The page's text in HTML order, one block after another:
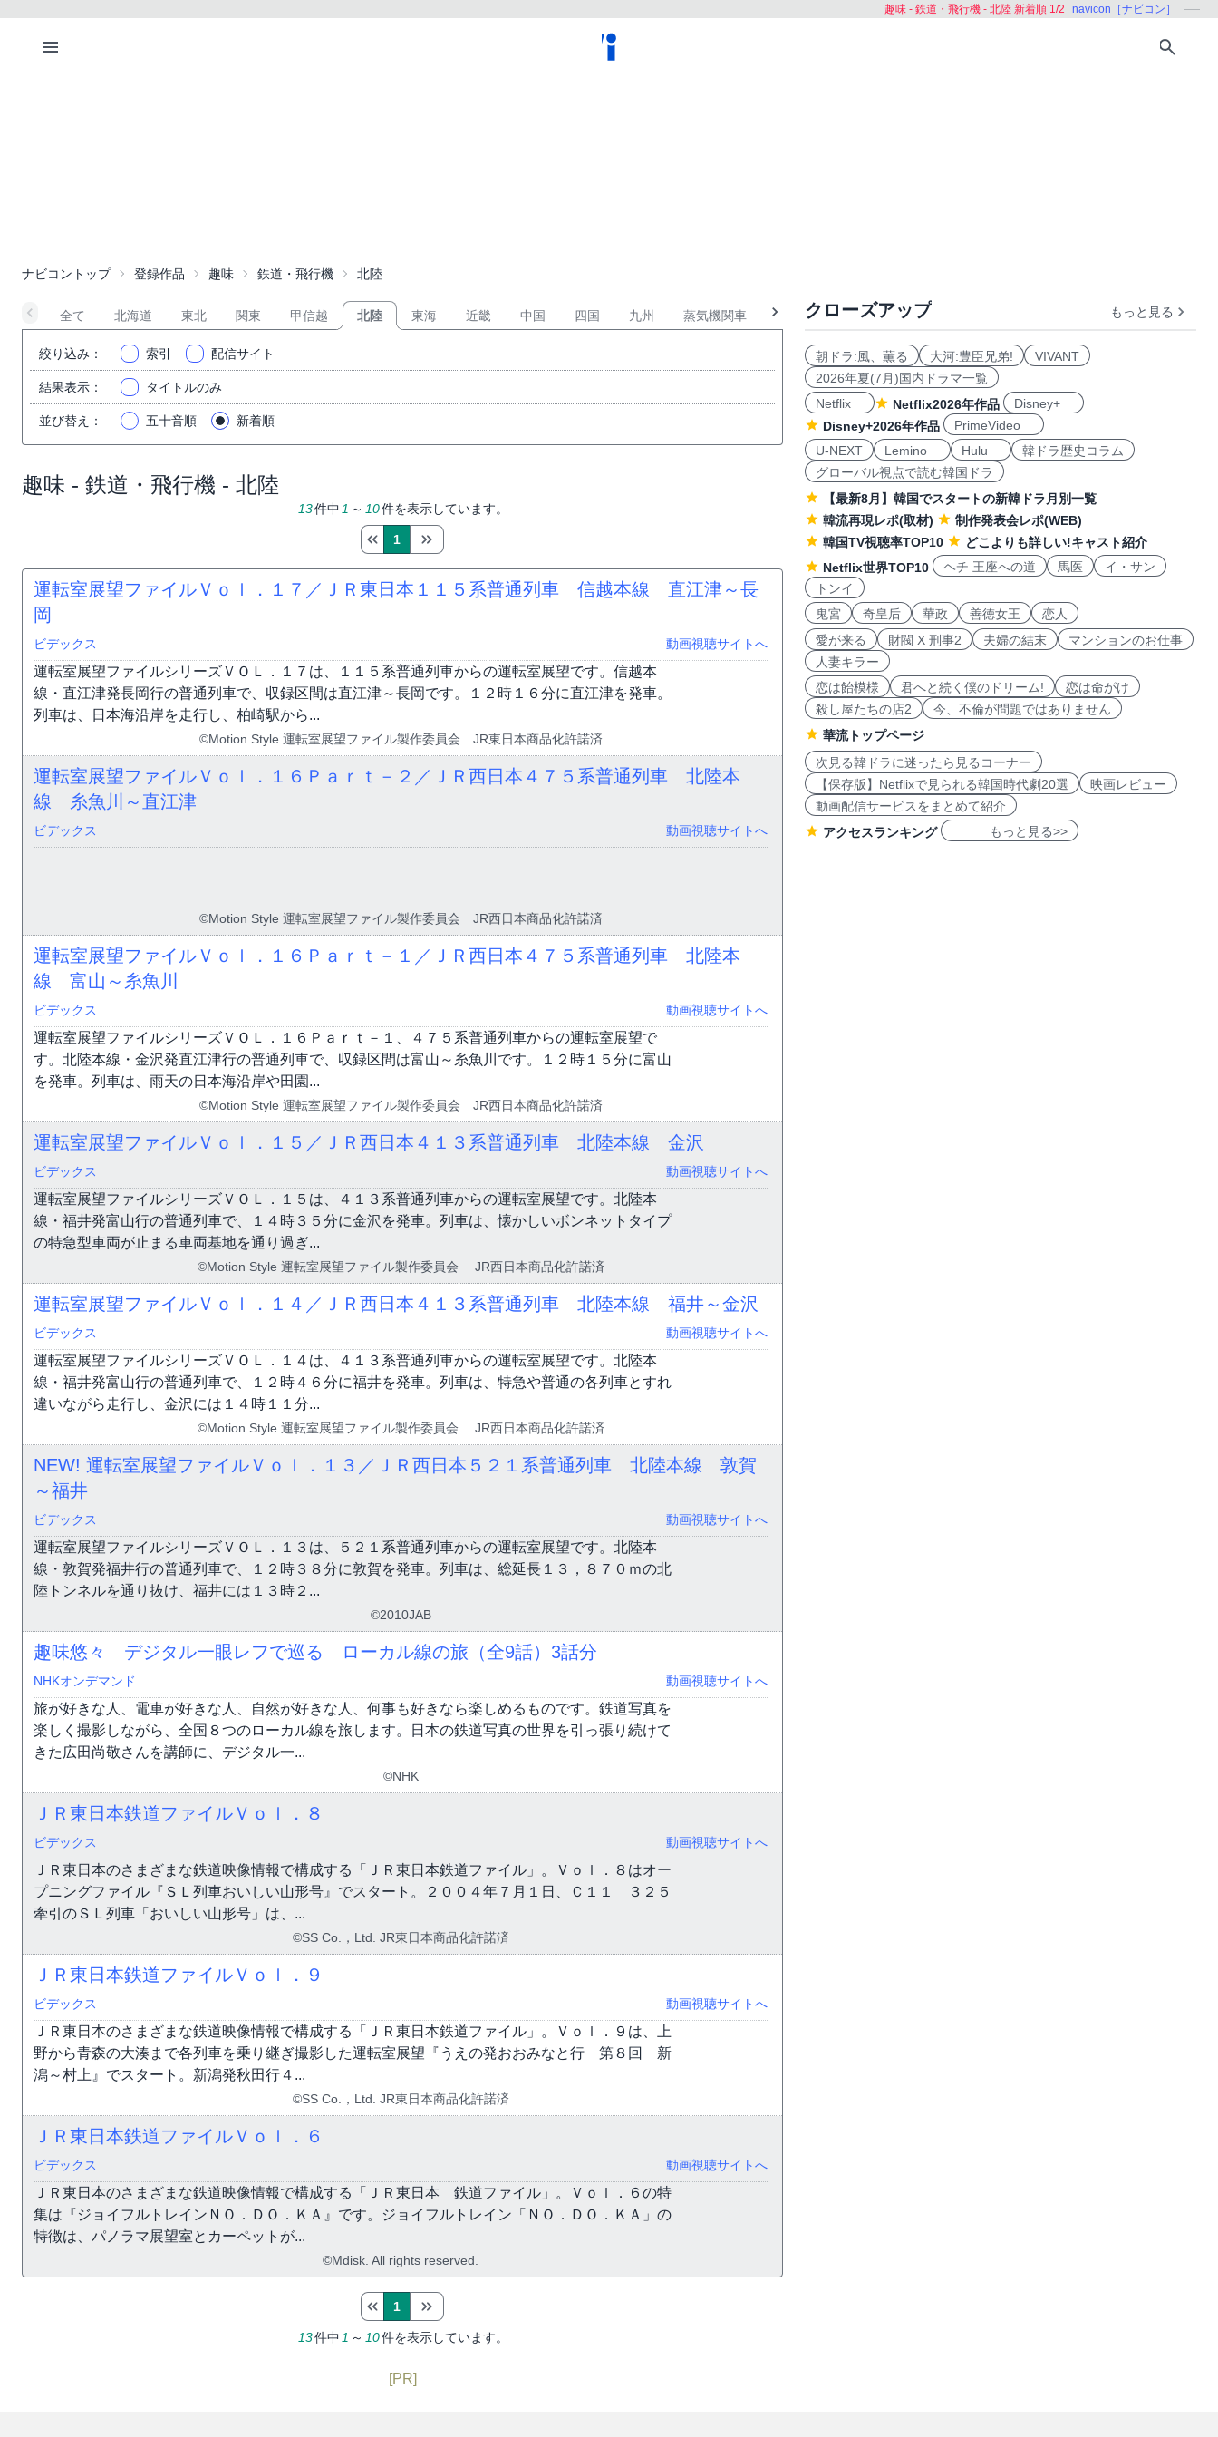
趣味 - 鉄道・飛行機 - 北陸 新着順 1/2 navicon［ナビコン］
ナビコントップ 登録作品 趣味 鉄道・飛行機 北陸
全て 北海道 東北 関東 甲信越 北陸 東海 近畿 中国 四国 九州 蒸気機関車 軍用機 旅客機
絞り込み ： 索引 配信サイト
結果表示 ： タイトルのみ
並び替え ： 五十音順 新着順
趣味 - 鉄道・飛行機 - 北陸
13件中 1 ～ 10件を表示しています。
1
運転室展望ファイルＶｏｌ．１７／ＪＲ東日本１１５系普通列車 信越本線 直江津～長
岡
ビデックス 動画視聴サイトへ
運転室展望ファイルシリーズＶＯＬ．１７は、１１５系普通列車からの運転室展望です。信越本
線・直江津発長岡行の普通列車で、収録区間は直江津～長岡です。１２時１６分に直江津を発車。
列車は、日本海沿岸を走行し、柏崎駅から...
©Motion Style 運転室展望ファイル製作委員会 JR東日本商品化許諾済
運転室展望ファイルＶｏｌ．１６Ｐａｒｔ－２／ＪＲ西日本４７５系普通列車 北陸本
線 糸魚川～直江津
ビデックス 動画視聴サイトへ
©Motion Style 運転室展望ファイル製作委員会 JR西日本商品化許諾済
運転室展望ファイルＶｏｌ．１６Ｐａｒｔ－１／ＪＲ西日本４７５系普通列車 北陸本
線 富山～糸魚川
ビデックス 動画視聴サイトへ
運転室展望ファイルシリーズＶＯＬ．１６Ｐａｒｔ－１、４７５系普通列車からの運転室展望で
す。北陸本線・金沢発直江津行の普通列車で、収録区間は富山～糸魚川です。１２時１５分に富山
を発車。列車は、雨天の日本海沿岸や田園...
©Motion Style 運転室展望ファイル製作委員会 JR西日本商品化許諾済
運転室展望ファイルＶｏｌ．１５／ＪＲ西日本４１３系普通列車 北陸本線 金沢
ビデックス 動画視聴サイトへ
運転室展望ファイルシリーズＶＯＬ．１５は、４１３系普通列車からの運転室展望です。北陸本
線・福井発富山行の普通列車で、１４時３５分に金沢を発車。列車は、懐かしいボンネットタイプ
の特急型車両が止まる車両基地を通り過ぎ...
©Motion Style 運転室展望ファイル製作委員会 JR西日本商品化許諾済
運転室展望ファイルＶｏｌ．１４／ＪＲ西日本４１３系普通列車 北陸本線 福井～金沢
ビデックス 動画視聴サイトへ
運転室展望ファイルシリーズＶＯＬ．１４は、４１３系普通列車からの運転室展望です。北陸本
線・福井発富山行の普通列車で、１２時４６分に福井を発車。列車は、特急や普通の各列車とすれ
違いながら走行し、金沢には１４時１１分...
©Motion Style 運転室展望ファイル製作委員会 JR西日本商品化許諾済
NEW! 運転室展望ファイルＶｏｌ．１３／ＪＲ西日本５２１系普通列車 北陸本線 敦賀
～福井
ビデックス 動画視聴サイトへ
運転室展望ファイルシリーズＶＯＬ．１３は、５２１系普通列車からの運転室展望です。北陸本
線・敦賀発福井行の普通列車で、１２時３８分に敦賀を発車。列車は、総延長１３，８７０ｍの北
陸トンネルを通り抜け、福井には１３時２...
©2010JAB
趣味悠々 デジタル一眼レフで巡る ローカル線の旅（全9話） 3話分
NHKオンデマンド 動画視聴サイトへ
旅が好きな人、電車が好きな人、自然が好きな人、何事も好きなら楽しめるものです。鉄道写真を
楽しく撮影しながら、全国８つのローカル線を旅します。日本の鉄道写真の世界を引っ張り続けて
きた広田尚敬さんを講師に、デジタル一...
©NHK
ＪＲ東日本鉄道ファイルＶｏｌ．８
ビデックス 動画視聴サイトへ
ＪＲ東日本のさまざまな鉄道映像情報で構成する「ＪＲ東日本鉄道ファイル」。Ｖｏｌ．８はオー
プニングファイル『ＳＬ列車おいしい山形号』でスタート。２００４年７月１日、Ｃ１１ ３２５
牽引のＳＬ列車「おいしい山形号」は、...
©SS Co.，Ltd. JR東日本商品化許諾済
ＪＲ東日本鉄道ファイルＶｏｌ．９
ビデックス 動画視聴サイトへ
ＪＲ東日本のさまざまな鉄道映像情報で構成する「ＪＲ東日本鉄道ファイル」。Ｖｏｌ．９は、上
野から青森の大湊まで各列車を乗り継ぎ撮影した運転室展望『うえの発おおみなと行 第８回 新
潟～村上』でスタート。新潟発秋田行４...
©SS Co.，Ltd. JR東日本商品化許諾済
ＪＲ東日本鉄道ファイルＶｏｌ．６
ビデックス 動画視聴サイトへ
ＪＲ東日本のさまざまな鉄道映像情報で構成する「ＪＲ東日本 鉄道ファイル」。Ｖｏｌ．６の特
集は『ジョイフルトレインＮＯ．ＤＯ．ＫＡ』です。ジョイフルトレイン「ＮＯ．ＤＯ．ＫＡ」の
特徴は、パノラマ展望室とカーペットが...
©Mdisk. All rights reserved.
13件中 1 ～ 10件を表示しています。
1
[PR]
クローズアップ もっと見る
朝ドラ:風、薫る 大河:豊臣兄弟!
VIVANT
2026年夏(7月)国内ドラマ一覧
Netflix
Netflix2026年作品
Disney+
Disney+2026年作品
PrimeVideo
U-NEXT
Lemino Hulu
韓ドラ歴史コラム
グローバル視点で読む韓国ドラ
【最新8月】韓国でスタートの新韓ドラ月別一覧
韓流再現レポ(取材)
制作発表会レポ(WEB)
韓国TV視聴率TOP10
どこよりも詳しい!キャスト紹介
Netflix世界TOP10
ヘチ 王座への道 馬医
イ・サン
トンイ
鬼宮
奇皇后 華政 善徳女王
恋人
愛が来る
財閥 X 刑事2 夫婦の結末
マンションのお仕事
人妻キラー
恋は飴模様
君へと続く僕のドリーム!
恋は命がけ
殺し屋たちの店2
今、不倫が問題ではありません
華流トップページ
次見る韓ドラに迷ったら見るコーナー
【保存版】Netflixで見られる韓国時代劇20選
映画レビュー
動画配信サービスをまとめて紹介
アクセスランキング
もっと見る>>